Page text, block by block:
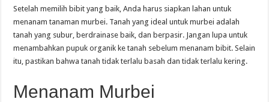
Setelah memilih bibit yang baik, Anda harus siapkan lahan untuk
menanam tanaman murbei. Tanah yang ideal untuk murbei adalah
tanah yang subur, berdrainase baik, dan berpasir. Jangan lupa untuk
menambahkan pupuk organik ke tanah sebelum menanam bibit. Selain
itu, pastikan bahwa tanah tidak terlalu basah dan tidak terlalu kering.
Menanam Murbei